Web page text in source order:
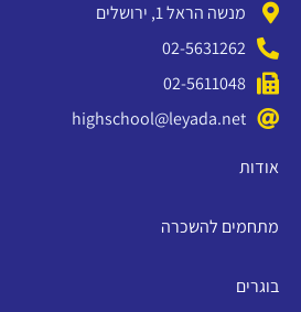
מנשה הראל 1, ירושלים
02-5631262
02-5611048
highschool@leyada.net
אודות
מתחמים להשכרה
בוגרים